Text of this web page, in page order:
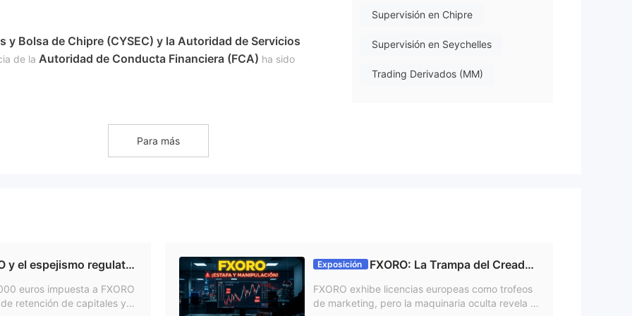
y Bolsa de Chipre (CYSEC) y la Autoridad de Servicios
de la Autoridad de Conducta Financiera (FCA) ha sido
acciones, criptomonedas y ETFs. En general, tienes una buena
para varios productos y cuentas de trading, con ratios de
. Para conocer el apalancamiento específico, puedes hacer clic en:
Supervisión en Chipre
Supervisión en Seychelles
Trading Derivados (MM)
Para más
y el espejismo regulator
euros y capitales r
euros impuesta a FXORO
retención de capitales y
Exposición
FXORO: La Trampa del Creador
de Mercado y el Botín de 360 Mil Euros
FXORO exhibe licencias europeas como trofeos
de marketing, pero la maquinaria oculta revela u